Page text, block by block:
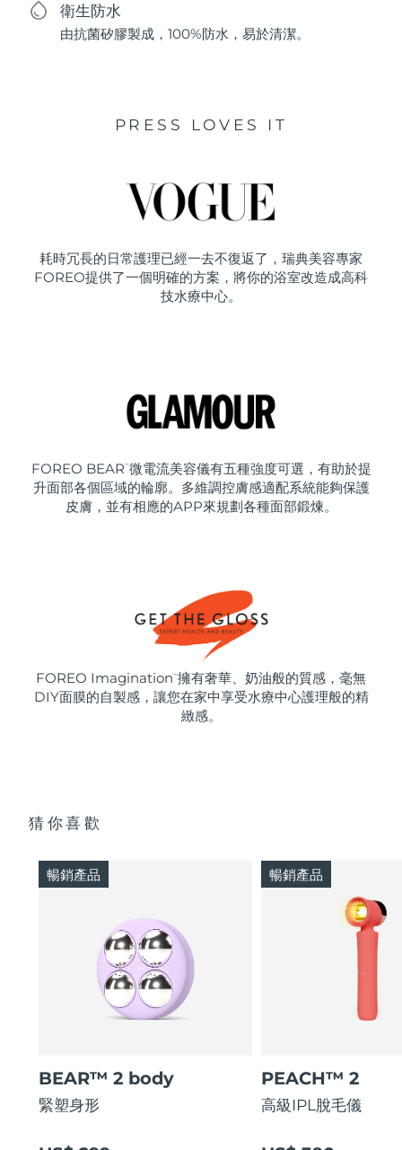
衛生防水
由抗菌矽膠製成，100%防水，易於清潔。
PRESS LOVES IT
耗時冗長的日常護理已經一去不復返了，瑞典美容專家
FOREO提供了一個明確的方案，將你的浴室改造成高科
技水療中心。
FOREO BEAR ™ 微電流美容儀有五種強度可選，有助於提
升面部各個區域的輪廓。多維調控膚感適配系統能夠保護
皮膚，並有相應的APP來規劃各種面部鍛煉。
FOREO Imagination ™ 擁有奢華、奶油般的質感，毫無
DIY面膜的自製感，讓您在家中享受水療中心護理般的精
緻感。
猜你喜歡
BEAR™ 2 body
緊塑身形
暢銷產品
PEACH™ 2
高級IPL脫毛儀
暢銷產品